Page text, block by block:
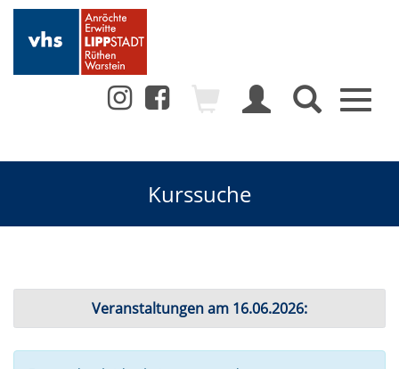
Toggle
Kurssuche
Veranstaltungen am 16.06.2026: